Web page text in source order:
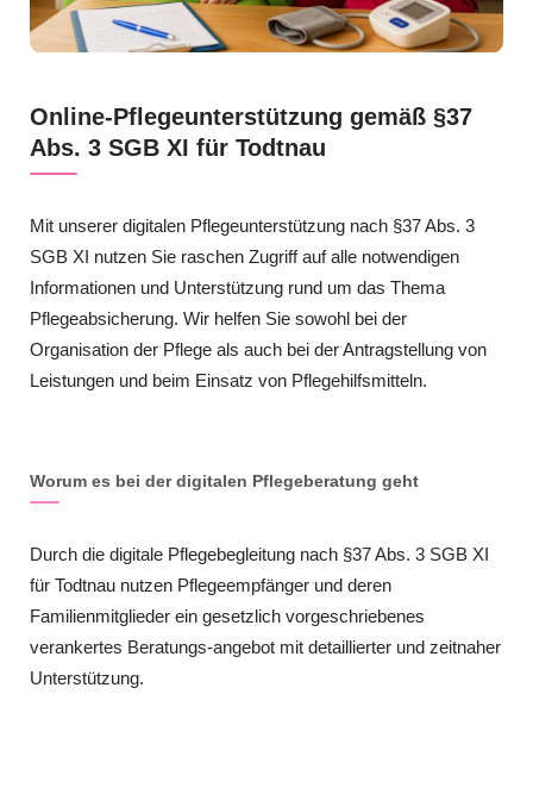
Online-Pflegeunterstützung gemäß §37
Abs. 3 SGB XI für Todtnau
Mit unserer digitalen Pflegeunterstützung nach §37 Abs. 3
SGB XI nutzen Sie raschen Zugriff auf alle notwendigen
Informationen und Unterstützung rund um das Thema
Pflegeabsicherung. Wir helfen Sie sowohl bei der
Organisation der Pflege als auch bei der Antragstellung von
Leistungen und beim Einsatz von Pflegehilfsmitteln.
Worum es bei der digitalen Pflegeberatung geht
Durch die digitale Pflegebegleitung nach §37 Abs. 3 SGB XI
für Todtnau nutzen Pflegeempfänger und deren
Familienmitglieder ein gesetzlich vorgeschriebenes
verankertes Beratungs-angebot mit detaillierter und zeitnaher
Unterstützung.